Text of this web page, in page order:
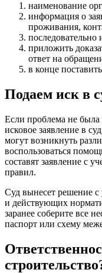
наименование
информация о
проживания,
приложить
ответ на
в конце
Подаем иск в
Если проблема не была
исковое заявление в
могут возникнуть
воспользоваться
составят заявление с
правил.
Суд вынесет решение с
и действующих
заранее соберите все
паспорт или схему